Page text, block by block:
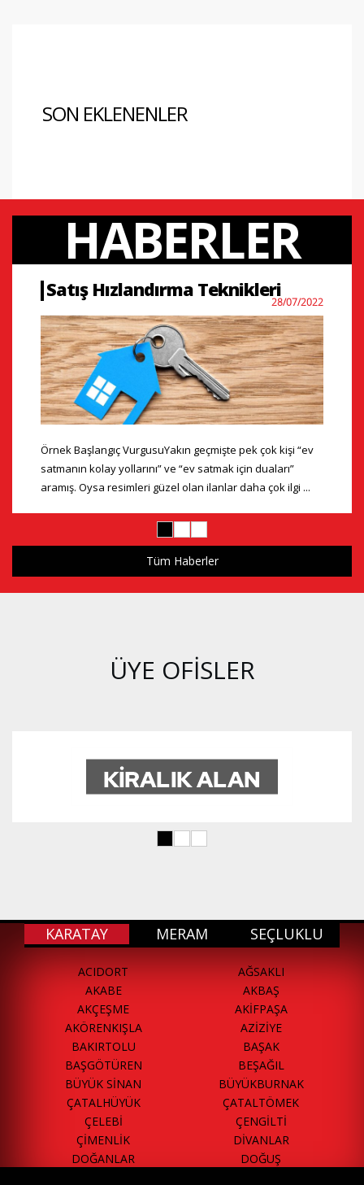
SON EKLENENLER
HABERLER
Satış Hızlandırma Teknikleri
28/07/2022
Örnek Başlangıç VurgusuYakın geçmişte pek çok kişi “ev
satmanın kolay yollarını” ve “ev satmak için duaları”
aramış. Oysa resimleri güzel olan ilanlar daha çok ilgi ...
Tüm Haberler
ÜYE OFISLER
KARATAY MERAM SEÇLUKLU
ACIDORT
AĞSAKLI
AKABE
AKBAŞ
AKÇEŞME
AKİFPAŞA
AKÖRENKIŞLA
AZİZİYE
BAKIRTOLU
BAŞAK
BAŞGÖTÜREN
BEŞAĞIL
BÜYÜK SİNAN
BÜYÜKBURNAK
ÇATALHÜYÜK
ÇATALTÖMEK
ÇELEBİ
ÇENGİLTİ
ÇİMENLİK
DİVANLAR
DOĞANLAR
DOĞUŞ